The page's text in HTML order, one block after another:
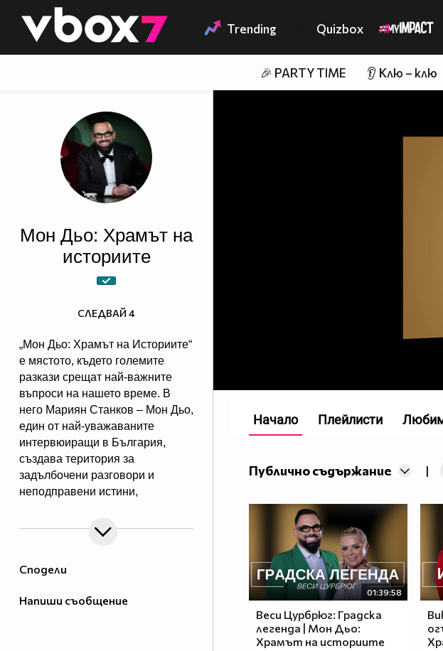
👾 Trending Quizbox
🎉 PARTY TIME 👂 Клю – клю
Сподели
Напиши съобщение
Мон Дьо: Храмът на
историите
„Мон Дьо: Храмът на Историите“
е мястото, където големите
разкази срещат най-важните
въпроси на нашето време. В
него Мариян Станков – Мон Дьо,
един от най-уважаваните
интервюиращи в България,
създава територия за
задълбочени разговори и
неподправени истини,
на личните изповеди, в които
гостите разкриват истини, които
Instagram
СЛЕДВАЙ 4
Публично съдържание |
01:39:58
Веси Цурбрюг: Градска
легенда | Мон Дьо:
Храмът на историите
Начало Плейлисти